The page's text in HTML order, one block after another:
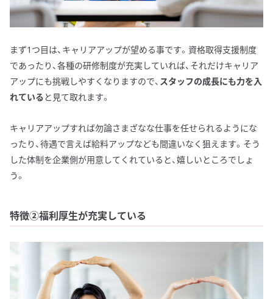
まず1つ目は、キャリアアップが望める事です。資格取得支援制度
であったり、各種の研修制度が充実していれば、それだけキャリア
アップにも挑戦しやすくなりますので、 スタッフの成長にも力を入
れている と見て取れます。
キャリアアップすれば勿論さまざなな仕事を任せられるようにな
ったり、待遇で言えば給料アップなども間違いなく狙えます。そう
した体制を企業側が用意してくれていると、嬉しいところでしょ
う。
特徴②福利厚生が充実している